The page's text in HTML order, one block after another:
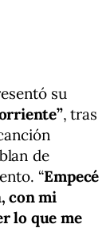
su
, tras
de
“Empecé
con mi
lo que me